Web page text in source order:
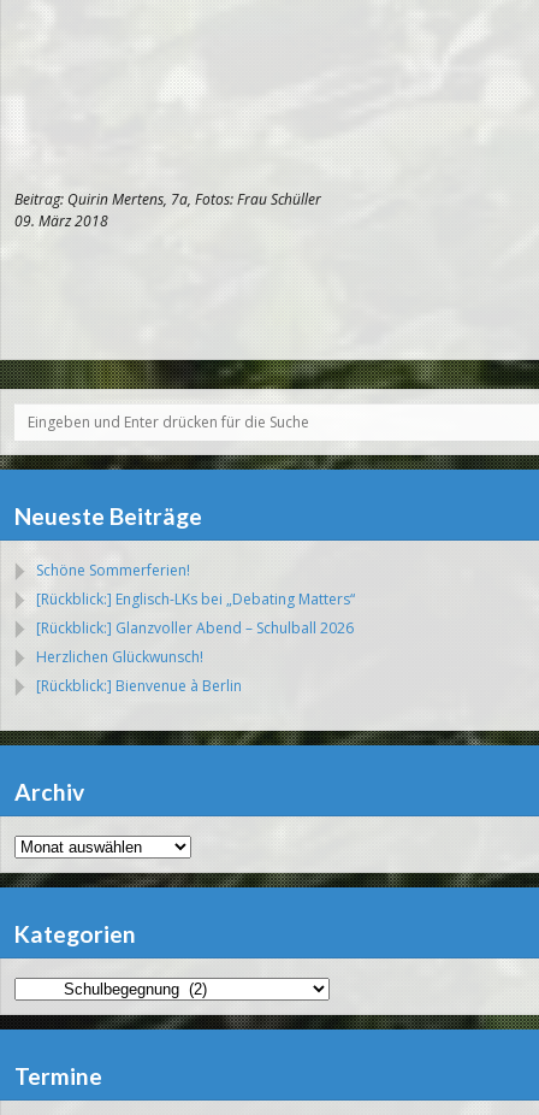
Beitrag: Quirin Mertens, 7a, Fotos: Frau Schüller
09. März 2018
Neueste Beiträge
Schöne Sommerferien!
[Rückblick:] Englisch-LKs bei „Debating Matters“
[Rückblick:] Glanzvoller Abend – Schulball 2026
Herzlichen Glückwunsch!
[Rückblick:] Bienvenue à Berlin
Archiv
Archiv
Kategorien
Kategorien
Termine